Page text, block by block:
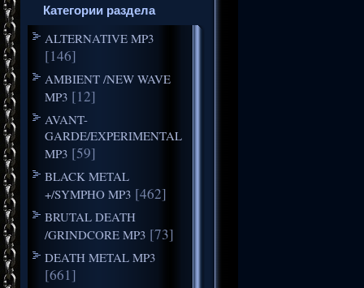
Категории раздела
ALTERNATIVE MP3
[146]
AMBIENT /NEW WAVE
MP3 [12]
AVANT-
GARDE/EXPERIMENTAL
MP3 [59]
BLACK METAL
+/SYMPHO MP3 [462]
BRUTAL DEATH
/GRINDCORE MP3 [73]
DEATH METAL MP3
[661]